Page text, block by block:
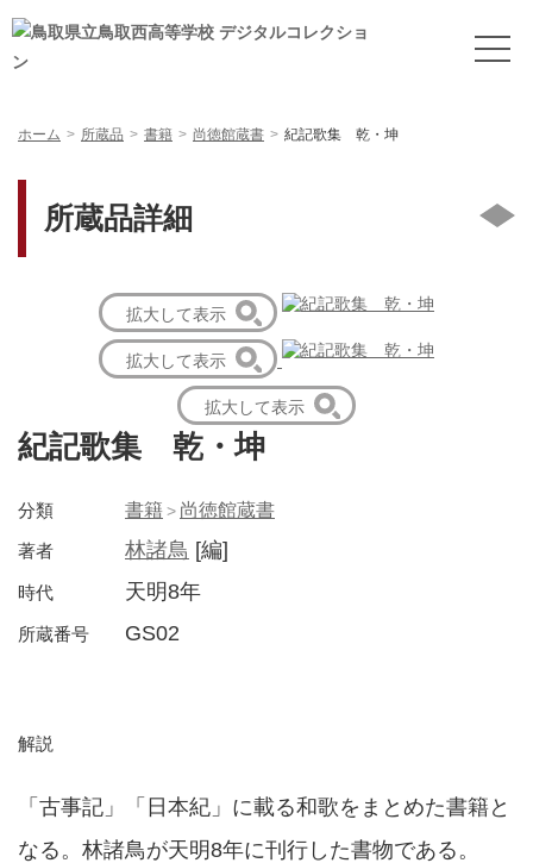
ホーム 所蔵品 書籍 尚徳館蔵書 紀記歌集 乾・坤
所蔵品詳細
拡大して表示
拡大して表示
拡大して表示
紀記歌集 乾・坤
分類 書籍
尚徳館蔵書
著者
林諸鳥 [編]
時代 天明8年
所蔵番号 GS02
解説
「古事記」「日本紀」に載る和歌をまとめた書籍と
なる。林諸鳥が天明8年に刊行した書物である。